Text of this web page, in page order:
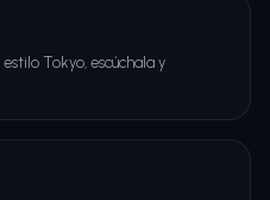
Tokyo, escúchala y